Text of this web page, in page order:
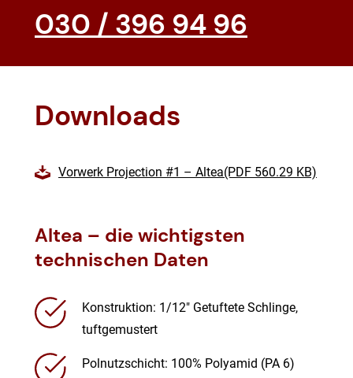
030 / 396 94 96
Downloads
Vorwerk Projection #1 – Altea(PDF 560.29 KB)
Altea – die wichtigsten
technischen Daten
Konstruktion: 1/12″ Getuftete Schlinge,
tuftgemustert
Polnutzschicht: 100% Polyamid (PA 6)